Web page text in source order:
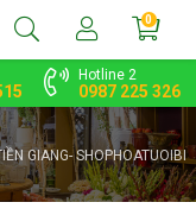
Hotline 2
0987 225 326
0
GIANG- SHOPHOATUOIBI